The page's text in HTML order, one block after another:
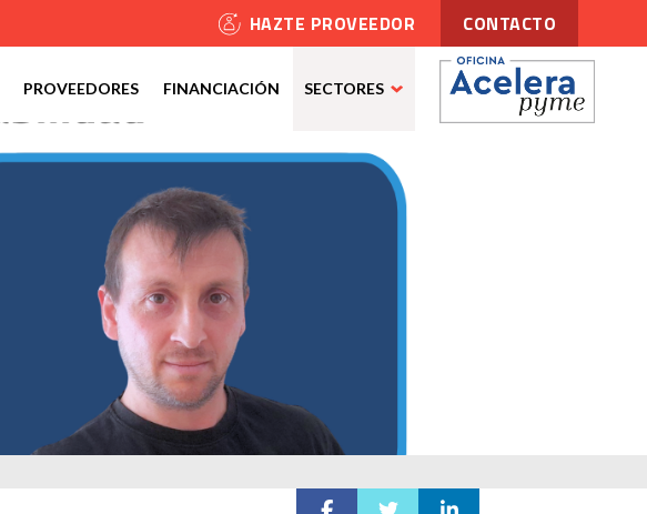
HAZTE PROVEEDOR CONTACTO
PROVEEDORES FINANCIACIÓN SECTORES